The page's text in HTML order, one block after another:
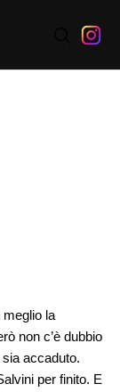
meglio la
non c’è dubbio
accaduto.
per finito. E